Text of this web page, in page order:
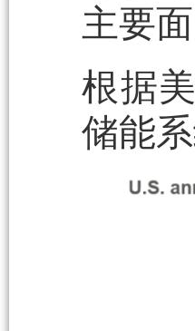
主要
根据
储能